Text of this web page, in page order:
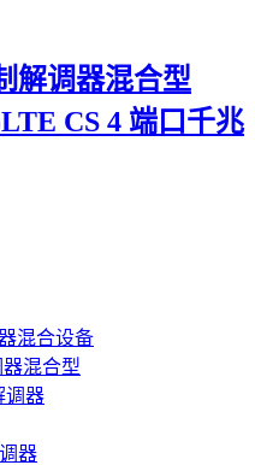
解调器混合型
CS 4 端口千兆
混合设备
混合型
调器
器